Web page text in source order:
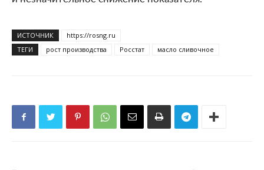
ИСТОЧНИК
https://rosng.ru
ТЕГИ
рост производства Росстат масло сливочное